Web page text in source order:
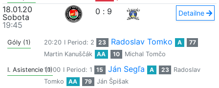
18.01.20
Sobota
19:45
0 : 9 Detailne
Góly (1) 20:20 I Period: 2 23 Radoslav Tomko A
77
Martin Kanuščák
AA 10 Michal Tomčo
I. Asistencie (1)10:00 I Period: 1 15 Ján Segľa A 23
Radoslav
Tomko
AA 79 Ján Špišak